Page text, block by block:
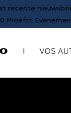
recente
Proefrit